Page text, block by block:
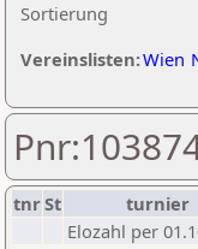
Sortierung
Vereinslisten:Wien
tnrSt turnier
Elozahl per